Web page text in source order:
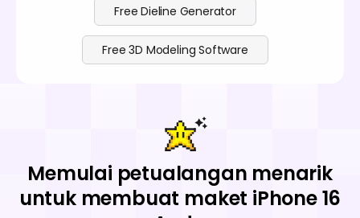
Free Dieline Generator
Free 3D Modeling Software
Memulai petualangan menarik
untuk membuat maket iPhone 16